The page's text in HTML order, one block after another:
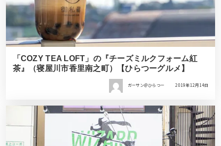
「COZY TEA LOFT」の『チーズミルクフォーム紅
茶』（寝屋川市香里南之町）【ひらつーグルメ】
ガーサン＠ひらつー 2019年12月14日